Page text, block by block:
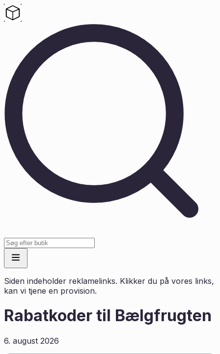
Siden indeholder reklamelinks. Klikker du på vores links,
kan vi tjene en provision.
Rabatkoder til Bælgfrugten
6. august 2026